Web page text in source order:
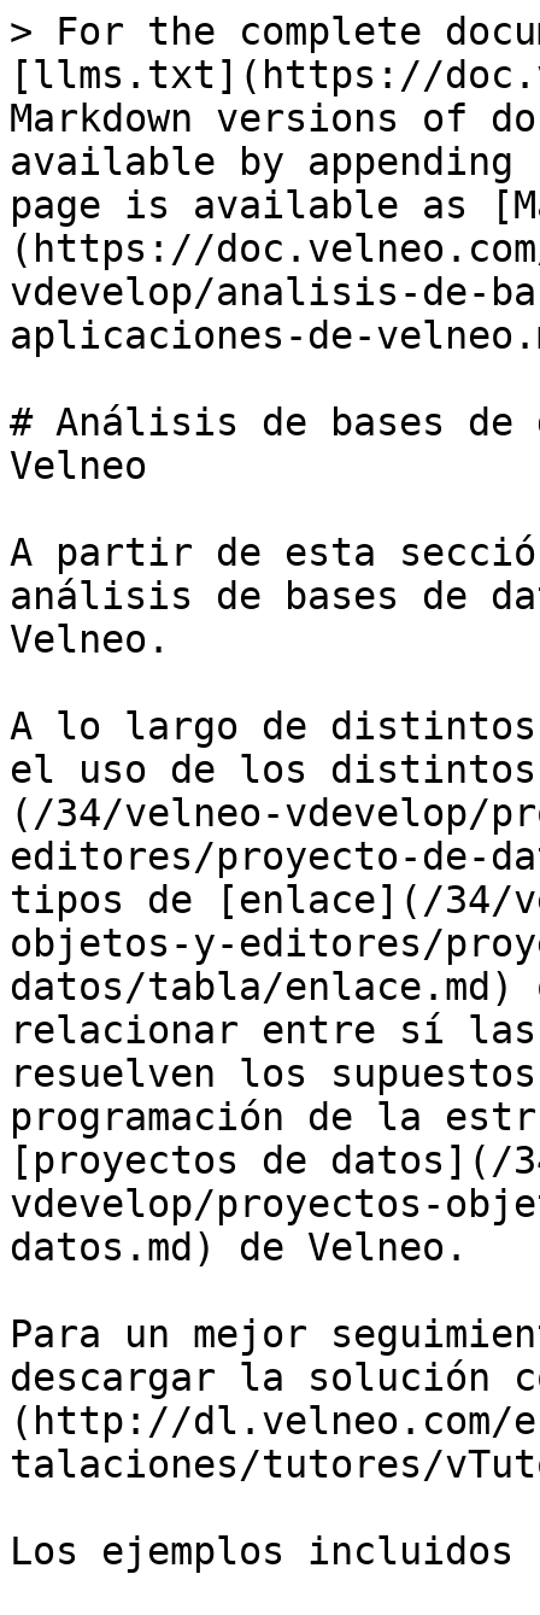
> For the complete
[llms.txt](https://
Markdown versions of
available by
page is available as
(https://
vdevelop/analisis-de-
aplicaciones-de-
# Análisis de bases de
Velneo
A partir de esta
análisis de bases de
Velneo.
A lo largo de distintos
el uso de los
(/34/velneo-vdevelop/
editores/proyecto-de-
tipos de [enlace](/34/
objetos-y-editores/
datos/tabla/enlace.md)
relacionar entre sí las
resuelven los
programación de la
[proyectos de datos](/
vdevelop/proyectos-
datos.md) de Velneo.
Para un mejor
descargar la solución
(http://dl.velneo.com/
talaciones/tutores/
Los ejemplos incluidos